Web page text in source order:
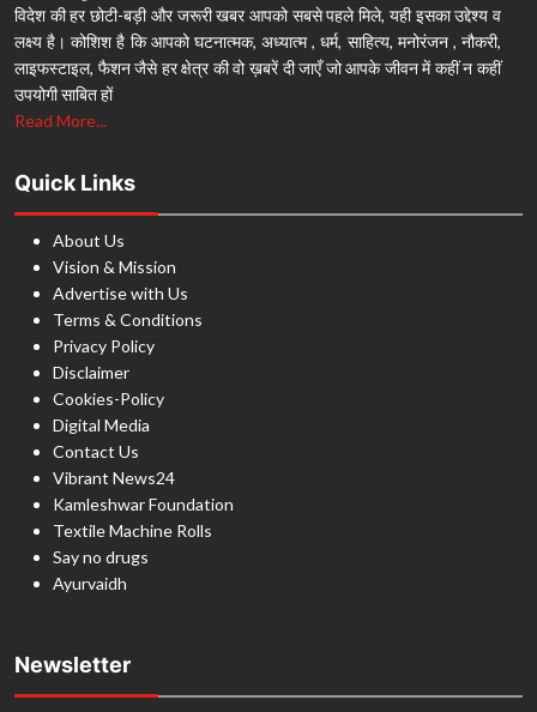
विदेश की हर छोटी-बड़ी और जरूरी खबर आपको सबसे पहले मिले, यही इसका उद्देश्य व
लक्ष्य है। कोशिश है कि आपको घटनात्मक, अध्यात्म , धर्म, साहित्य, मनोरंजन , नौकरी,
लाइफस्टाइल, फैशन जैसे हर क्षेत्र की वो ख़बरें दी जाएँ जो आपके जीवन में कहीं न कहीं
उपयोगी साबित हों
Read More...
Quick Links
About Us
Vision & Mission
Advertise with Us
Terms & Conditions
Privacy Policy
Disclaimer
Cookies-Policy
Digital Media
Contact Us
Vibrant News24
Kamleshwar Foundation
Textile Machine Rolls
Say no drugs
Ayurvaidh
Newsletter